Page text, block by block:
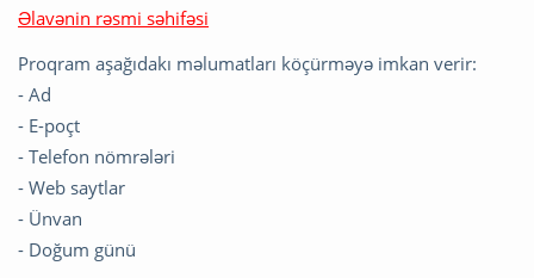
Əlavənin rəsmi səhifəsi
Proqram aşağıdakı məlumatları köçürməyə imkan verir:
- Ad
- E-poçt
- Telefon nömrələri
- Web saytlar
- Ünvan
- Doğum günü